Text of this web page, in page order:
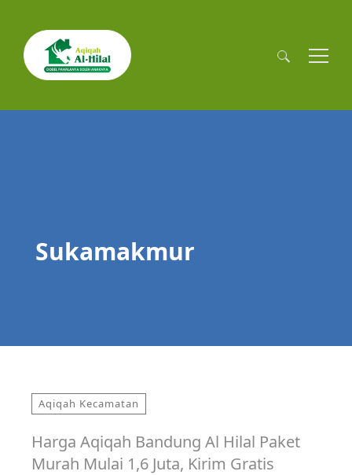
Cari
Sukamakmur
Aqiqah Kecamatan
Harga Aqiqah Bandung Al Hilal Paket
Murah Mulai 1,6 Juta, Kirim Gratis